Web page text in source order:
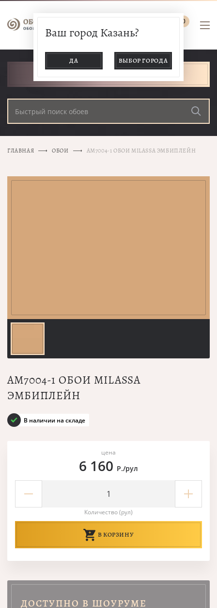
0
Ваш город Казань?
ДА ВЫБОР ГОРОДА
ГЛАВНАЯ ОБОИ AM7004-1 ОБОИ MILASSA ЭМБИПЛЕЙН
AM7004-1 ОБОИ MILASSA
ЭМБИПЛЕЙН
В наличии на складе
цена
6 160 Р./рул
Количество (рул)
В КОРЗИНУ
ДОСТУПНО В ШОУРУМЕ